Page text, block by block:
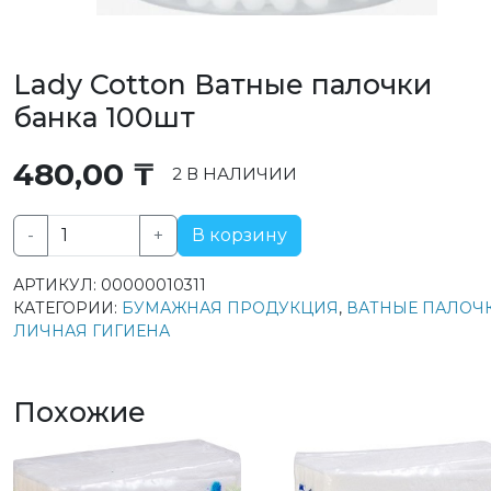
Lady Cotton Ватные палочки
банка 100шт
480,00 ₸ 2 В НАЛИЧИИ
-
Количество
Lady
Cotton
банка
+ В корзину
АРТИКУЛ: 00000010311
КАТЕГОРИИ: БУМАЖНАЯ ПРОДУКЦИЯ, ВАТНЫЕ
ЛИЧНАЯ ГИГИЕНА
Похожие